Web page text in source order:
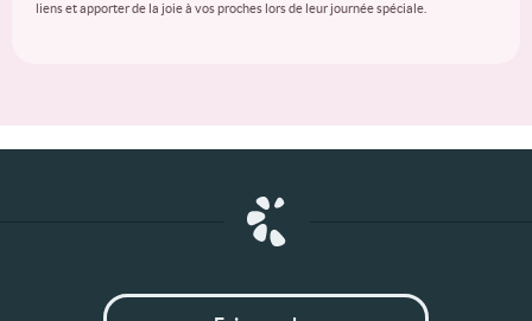
liens et apporter de la joie à vos proches lors de leur journée spéciale.